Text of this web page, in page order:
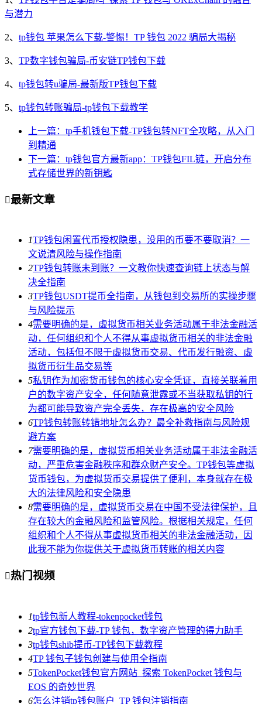
与潜力
2、 tp钱包 苹果怎么下载-警惕！TP 钱包 2022 骗局大揭秘
3、 TP数字钱包骗局-币安链TP钱包下载
4、 tp钱包转u骗局-最新版TP钱包下载
5、 tp钱包转账骗局-tp钱包下载教学
上一篇：tp手机钱包下载-TP钱包转NFT全攻略，从入门
到精通
下一篇：tp钱包官方最新app：TP钱包FIL链，开启分布
式存储世界的新钥匙
最新文章
1TP钱包闲置代币授权隐患，没用的币要不要取消？一
文说清风险与操作指南
2TP钱包转账未到账？一文教你快速查询链上状态与解
决全指南
3TP钱包USDT提币全指南，从钱包到交易所的实操步骤
与风险提示
4需要明确的是，虚拟货币相关业务活动属于非法金融活
动，任何组织和个人不得从事虚拟货币相关的非法金融
活动，包括但不限于虚拟货币交易、代币发行融资、虚
拟货币衍生品交易等
5私钥作为加密货币钱包的核心安全凭证，直接关联着用
户的数字资产安全，任何随意泄露或不当获取私钥的行
为都可能导致资产完全丢失，存在极高的安全风险
6TP钱包转账转错地址怎么办？最全补救指南与风险规
避方案
7需要明确的是，虚拟货币相关业务活动属于非法金融活
动，严重危害金融秩序和群众财产安全。TP钱包等虚拟
货币钱包，为虚拟货币交易提供了便利，本身就存在极
大的法律风险和安全隐患
8需要明确的是，虚拟货币交易在中国不受法律保护，且
存在较大的金融风险和监管风险。根据相关规定，任何
组织和个人不得从事虚拟货币相关的非法金融活动，因
此我不能为你提供关于虚拟货币转账的相关内容
热门视频
1tp钱包新人教程-tokenpocket钱包
2tp官方钱包下载-TP 钱包，数字资产管理的得力助手
3tp钱包shib提币-TP钱包下载教程
4TP 钱包子钱包创建与使用全指南
5TokenPocket钱包官方网站_探索 TokenPocket 钱包与
EOS 的奇妙世界
6怎么注销tp钱包账户_TP 钱包注销指南